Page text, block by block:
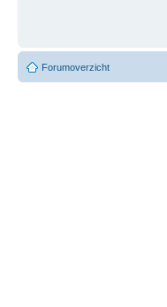
Forumoverzicht